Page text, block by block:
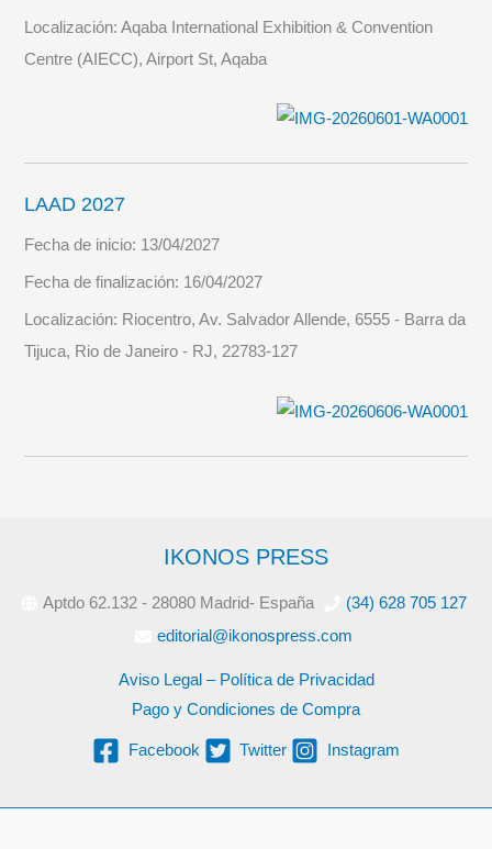
Localización:Aqaba International Exhibition & Convention
Centre (AIECC), Airport St, Aqaba
LAAD 2027
Fecha de inicio: 13/04/2027
Fecha de finalización: 16/04/2027
Localización: Riocentro, Av. Salvador Allende, 6555 - Barra da
Tijuca, Rio de Janeiro - RJ, 22783-127
IKONOS PRESS
Aptdo 62.132 - 28080 Madrid- España
(34) 628 705 127
editorial@ikonospress.com
Aviso Legal – Política de Privacidad
Pago y Condiciones de Compra
Facebook Twitter Instagram